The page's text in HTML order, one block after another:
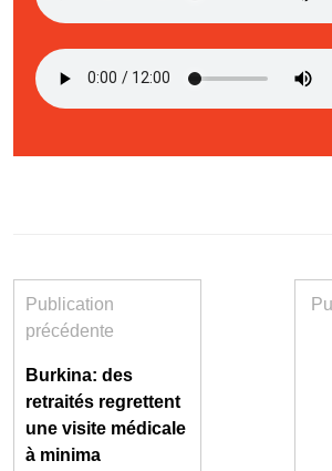
Publication
précédente
Burkina: des
retraités regrettent
une visite médicale
à minima